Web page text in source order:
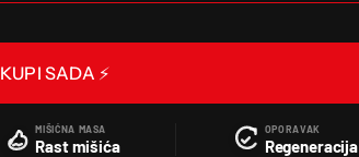
KUPI SADA ⚡
MIŠIĆNA MASA
Rast mišića
OPORAVAK
Regeneracija